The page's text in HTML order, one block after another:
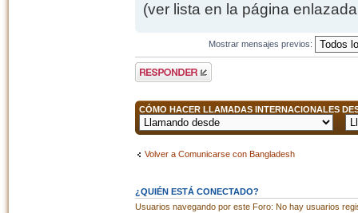
(ver lista en la página
Mostrar mensajes previos:
Publicar una
respuesta
CÓMO HACER LLAMADAS INTERNACIONALES
Volver a Comunicarse con Bangladesh
¿QUIÉN ESTÁ CONECTADO?
Usuarios navegando por este Foro: No hay usuarios